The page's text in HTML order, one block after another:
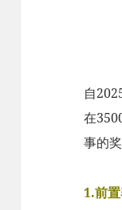
自
在
事的
1.前